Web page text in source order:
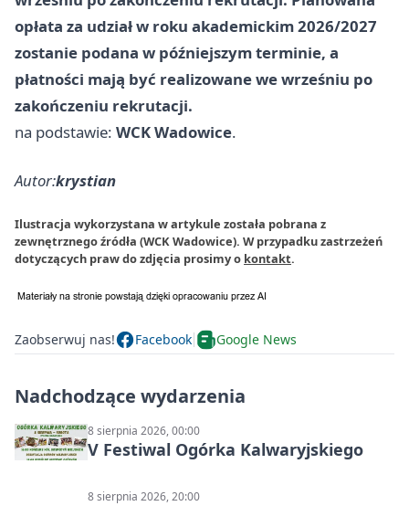
opłata za udział w roku akademickim 2026/2027
zostanie podana w późniejszym terminie, a
płatności mają być realizowane we wrześniu po
zakończeniu rekrutacji.
na podstawie: WCK Wadowice.
Autor:krystian
Ilustracja wykorzystana w artykule została pobrana z
zewnętrznego źródła (WCK Wadowice). W przypadku zastrzeżeń
dotyczących praw do zdjęcia prosimy o kontakt.
Zaobserwuj nas! Facebook Google News
Nadchodzące wydarzenia
8 sierpnia 2026, 00:00
V Festiwal Ogórka Kalwaryjskiego
8 sierpnia 2026, 20:00